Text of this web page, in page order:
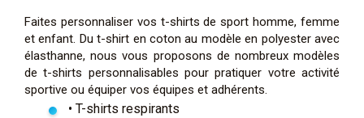
Faites personnaliser vos t-shirts de sport homme, femme
et enfant. Du t-shirt en coton au modèle en polyester avec
élasthanne, nous vous proposons de nombreux modèles
de t-shirts personnalisables pour pratiquer votre activité
sportive ou équiper vos équipes et adhérents.
• T-shirts respirants